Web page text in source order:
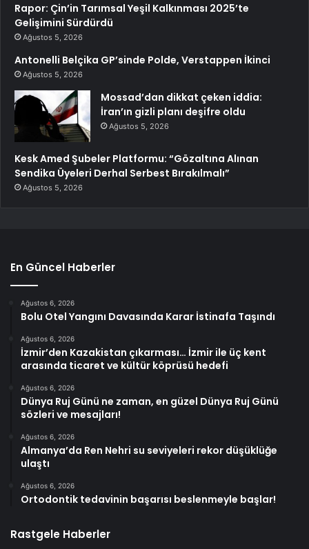
Rapor: Çin’in Tarımsal Yeşil Kalkınması 2025’te
Gelişimini Sürdürdü
Ağustos 5, 2026
Antonelli Belçika GP’sinde Polde, Verstappen İkinci
Ağustos 5, 2026
Mossad’dan dikkat çeken iddia:
İran’ın gizli planı deşifre oldu
Ağustos 5, 2026
Kesk Amed Şubeler Platformu: “Gözaltına Alınan
Sendika Üyeleri Derhal Serbest Bırakılmalı”
Ağustos 5, 2026
En Güncel Haberler
Ağustos 6, 2026
Bolu Otel Yangını Davasında Karar İstinafa Taşındı
Ağustos 6, 2026
İzmir’den Kazakistan çıkarması… İzmir ile üç kent
arasında ticaret ve kültür köprüsü hedefi
Ağustos 6, 2026
Dünya Ruj Günü ne zaman, en güzel Dünya Ruj Günü
sözleri ve mesajları!
Ağustos 6, 2026
Almanya’da Ren Nehri su seviyeleri rekor düşüklüğe
ulaştı
Ağustos 6, 2026
Ortodontik tedavinin başarısı beslenmeyle başlar!
Rastgele Haberler